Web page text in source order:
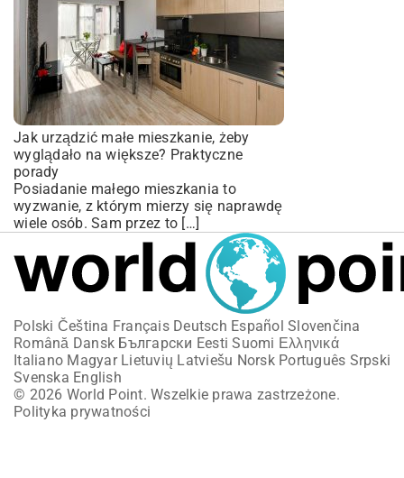
Jak urządzić małe mieszkanie, żeby
wyglądało na większe? Praktyczne
porady
Posiadanie małego mieszkania to
wyzwanie, z którym mierzy się naprawdę
wiele osób. Sam przez to […]
Polski Čeština Français Deutsch Español Slovenčina
Română Dansk Български Eesti Suomi Ελληνικά
Italiano Magyar Lietuvių Latviešu Norsk Português Srpski
Svenska English
© 2026 World Point. Wszelkie prawa zastrzeżone.
Polityka prywatności